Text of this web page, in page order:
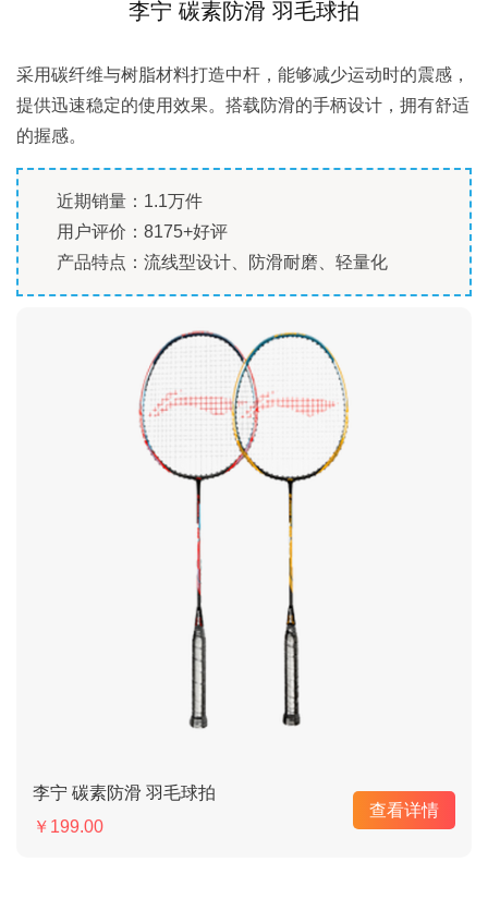
李宁 碳素防滑 羽毛球拍
采用碳纤维与树脂材料打造中杆，能够减少运动时的震感，
提供迅速稳定的使用效果。搭载防滑的手柄设计，拥有舒适
的握感。
近期销量：1.1万件
用户评价：8175+好评
产品特点：流线型设计、防滑耐磨、轻量化
李宁 碳素防滑 羽毛球拍
￥199.00
查看详情